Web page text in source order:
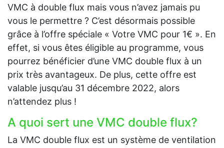
VMC à double flux mais vous n’avez jamais pu
vous le permettre ? C’est désormais possible
grâce à l’offre spéciale « Votre VMC pour 1€ ». En
effet, si vous êtes éligible au programme, vous
pourrez bénéficier d’une VMC double flux à un
prix très avantageux. De plus, cette offre est
valable jusqu’au 31 décembre 2022, alors
n’attendez plus !
A quoi sert une VMC double flux?
La VMC double flux est un système de ventilation